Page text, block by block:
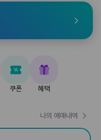
쿠폰 혜택
나의 예매내역